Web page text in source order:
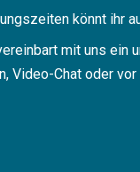
könnt ihr
mit uns ein
Video-Chat oder vor